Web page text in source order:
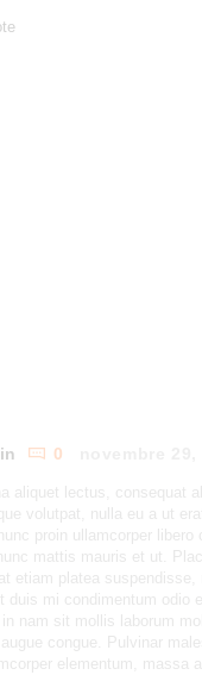
0
aliquet lectus, consequat ab
volutpat, nulla eu a ut
proin ullamcorper libero
mattis mauris et ut.
etiam platea suspendisse,
duis mi condimentum odio
nam sit mollis laborum
congue. Pulvinar
elementum, massa